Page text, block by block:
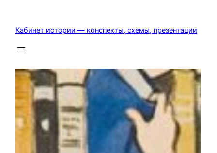
содержимому
Кабинет истории — конспекты, схемы, презентации